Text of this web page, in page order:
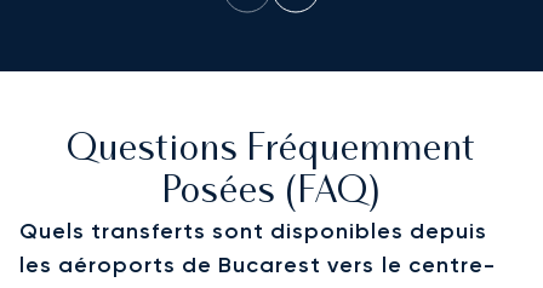
Questions Fréquemment
Posées (FAQ)
Quels transferts sont disponibles depuis
les aéroports de Bucarest vers le centre-